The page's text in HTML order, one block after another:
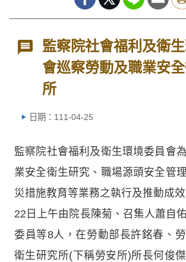
監察院社會福利及衛
會巡察勞動及職業安
所
日期：111-04-25
監察院社會福利及衛生環境委員會
業安全衛生研究、職場源頭安全管
災措施教育等業務之執行及推動成
22日上午由院長陳菊、召集人蕭自
委員等8人，在勞動部長許銘春、
衛生研究所(下稱勞安所)所長何俊